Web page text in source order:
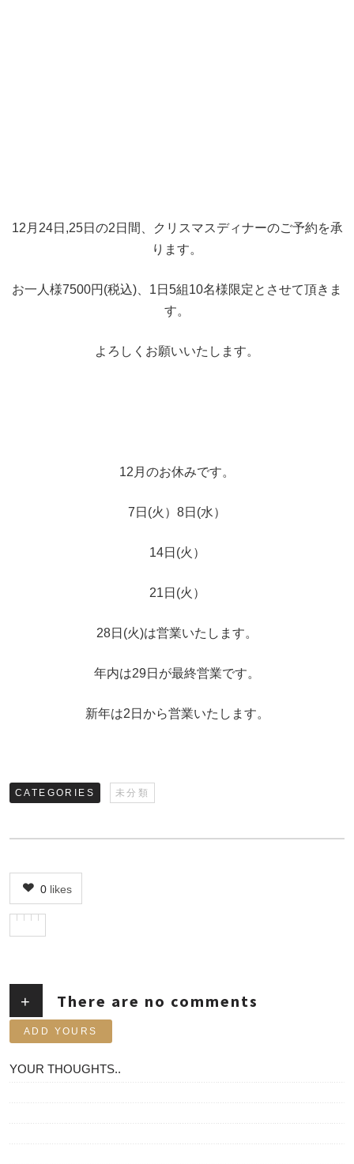
12月24日,25日の2日間、クリスマスディナーのご予約を承
ります。
お一人様7500円(税込)、1日5組10名様限定とさせて頂きま
す。
よろしくお願いいたします。
12月のお休みです。
7日(火）8日(水）
14日(火）
21日(火）
28日(火)は営業いたします。
年内は29日が最終営業です。
新年は2日から営業いたします。
CATEGORIES 未分類
0 likes
+ There are no comments
ADD YOURS